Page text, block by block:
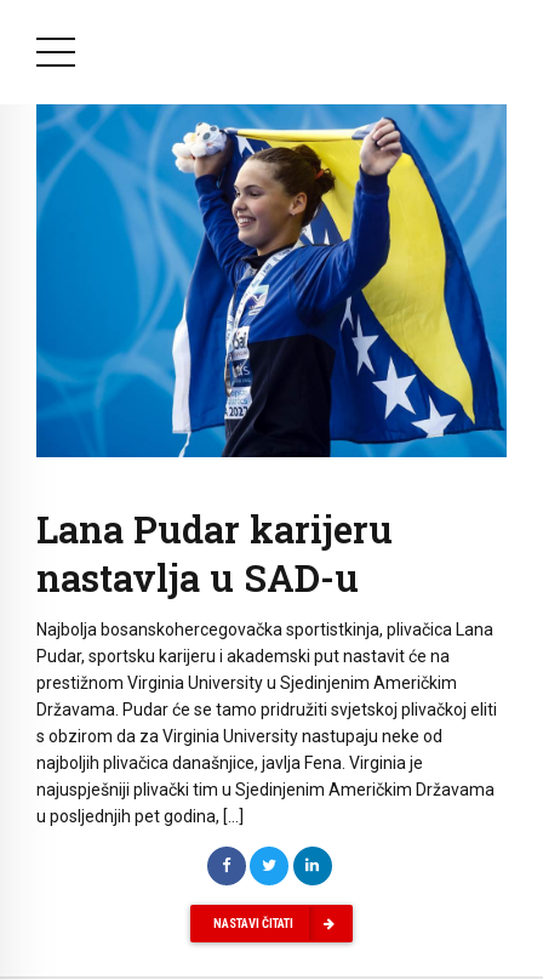
Lana Pudar karijeru
nastavlja u SAD-u
Najbolja bosanskohercegovačka sportistkinja, plivačica Lana
Pudar, sportsku karijeru i akademski put nastavit će na
prestižnom Virginia University u Sjedinjenim Američkim
Državama. Pudar će se tamo pridružiti svjetskoj plivačkoj eliti
s obzirom da za Virginia University nastupaju neke od
najboljih plivačica današnjice, javlja Fena. Virginia je
najuspješniji plivački tim u Sjedinjenim Američkim Državama
u posljednjih pet godina, […]
NASTAVI ČITATI